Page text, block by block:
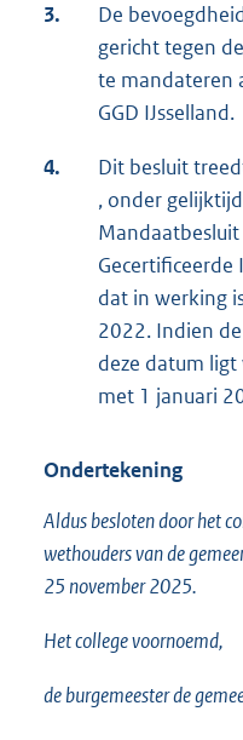
3.
De
gericht tegen
te mandateren
GGD IJsselland.
4.
Dit besluit
, onder
Gecertificeerde
dat in werking
2022. Indien
deze datum
met 1 januari
Ondertekening
Aldus besloten door het
wethouders van de
25 november 2025.
Het college voornoemd,
de burgemeester de